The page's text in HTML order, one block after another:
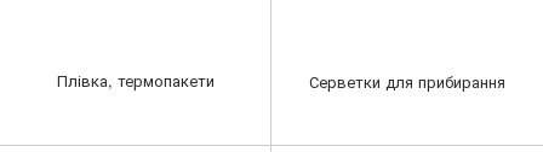
Плівка, термопакети Серветки для прибирання